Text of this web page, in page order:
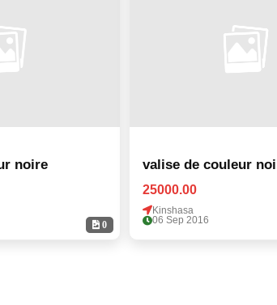
0
noire valise de couleur
25000.00
Kinshasa
06 Sep 2016